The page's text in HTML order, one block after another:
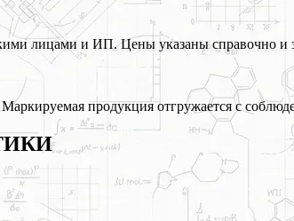
лицами и ИП. Цены указаны справочно и
продукция отгружается с